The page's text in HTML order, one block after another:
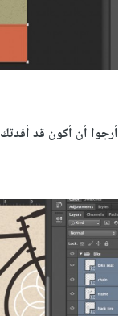
أرجوا أن أكون قد